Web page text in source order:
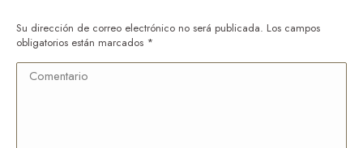
Su dirección de correo electrónico no será publicada. Los campos
obligatorios están marcados *
Comentario